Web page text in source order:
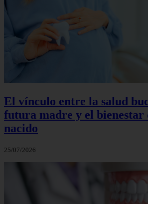
El vínculo entre la salud
futura madre y el bienestar
nacido
25/07/2026